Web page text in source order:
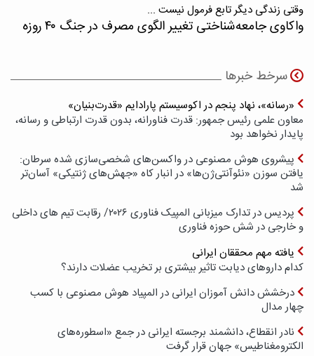
وقتی زندگی دیگر تابع فرمول نیست ...
واکاوی جامعه‌شناختی تغییر الگوی مصرف در جنگ ۴۰ روزه
سرخط خبرها
«رسانه»، نهاد پنجم در اکوسیستم پارادایم «قدرت‌بنیان»
معاون علمی رئیس جمهور: قدرت فناورانه، بدون قدرت ارتباطی و رسانه،
پایدار نخواهد بود
پیشروی هوش مصنوعی در واکسن‌های شخصی‌سازی شده سرطان:
یافتن سوزن «نئوآنتی‌ژن‌ها» در انبار کاه «جهش‌های ژنتیکی» آسان‌تر
شد
پردیس در تدارک میزبانی المپیک فناوری ۲۰۲۶/ رقابت تیم های داخلی
و خارجی در شش حوزه فناوری
یافته مهم محققان ایرانی
کدام داروهای دیابت تاثیر بیشتری بر تخریب عضلات دارند؟
درخشش دانش آموزان ایرانی در المپیاد هوش مصنوعی با کسب
چهار مدال
نادر انقطاع، دانشمند برجسته ایرانی در جمع «اسطوره‌های
الکترومغناطیس» جهان قرار گرفت